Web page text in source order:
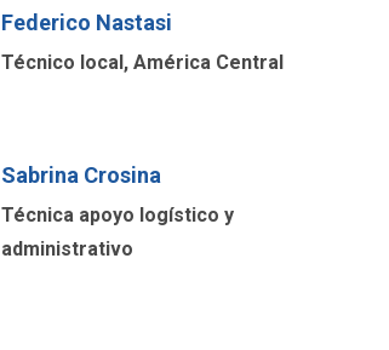
Federico Nastasi
Técnico local, América Central
Sabrina Crosina
Técnica apoyo logístico y
administrativo